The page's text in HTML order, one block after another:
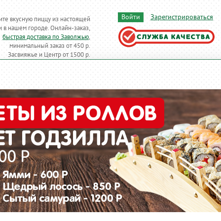
вкусную пиццу из настоящей
в нашем городе. Онлайн-заказ,
быстрая доставка по Заволжью,
минимальный заказ от 450 р.
Засвияжье и Центр от 1500 р.
Войти Зарегистрироваться